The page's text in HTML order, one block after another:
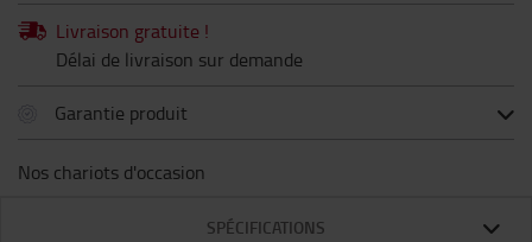
Livraison gratuite !
Délai de livraison sur demande
Garantie produit
Nos chariots d'occasion
SPÉCIFICATIONS